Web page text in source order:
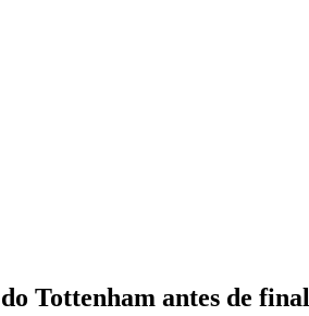
Tottenham antes de final